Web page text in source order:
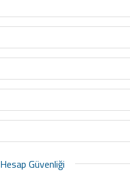
Hesap Güvenliği